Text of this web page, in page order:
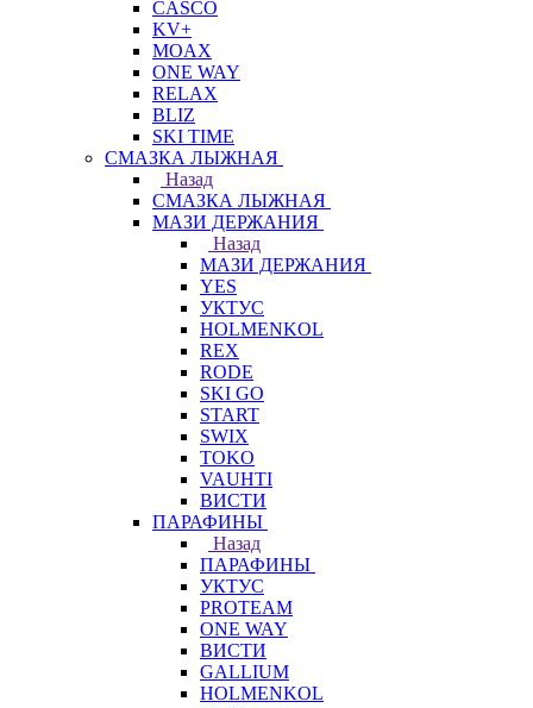
CASCO
KV+
MOAX
ONE WAY
RELAX
BLIZ
SKI TIME
СМАЗКА ЛЫЖНАЯ
Назад
СМАЗКА ЛЫЖНАЯ
МАЗИ ДЕРЖАНИЯ
Назад
МАЗИ ДЕРЖАНИЯ
YES
УКТУС
HOLMENKOL
REX
RODE
SKI GO
START
SWIX
TOKO
VAUHTI
ВИСТИ
ПАРАФИНЫ
Назад
ПАРАФИНЫ
УКТУС
PROTEAM
ONE WAY
ВИСТИ
GALLIUM
HOLMENKOL